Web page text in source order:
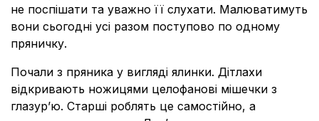
не поспішати та уважно її слухати. Малюватимуть
вони сьогодні усі разом поступово по одному
пряничку.
Почали з пряника у вигляді ялинки. Дітлахи
відкривають ножицями целофанові мішечки з
глазур’ю. Старші роблять це самостійно, а